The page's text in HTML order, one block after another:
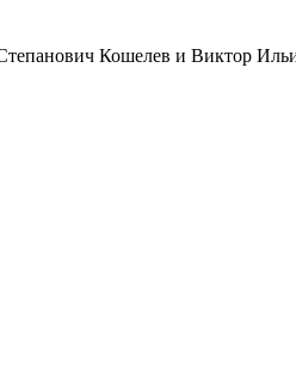
Кошелев и Виктор